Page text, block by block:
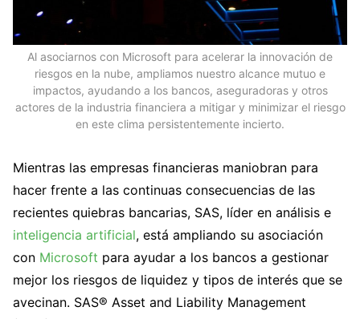
Al asociarnos con Microsoft para acelerar la innovación de
riesgos en la nube, ampliamos nuestro alcance mutuo e
impactos, ayudando a los bancos, aseguradoras y otros
actores de la industria financiera a mitigar y minimizar el riesgo
en este clima persistentemente incierto.
Mientras las empresas financieras maniobran para
hacer frente a las continuas consecuencias de las
recientes quiebras bancarias, SAS, líder en análisis e
inteligencia artificial, está ampliando su asociación
con Microsoft para ayudar a los bancos a gestionar
mejor los riesgos de liquidez y tipos de interés que se
avecinan. SAS® Asset and Liability Management